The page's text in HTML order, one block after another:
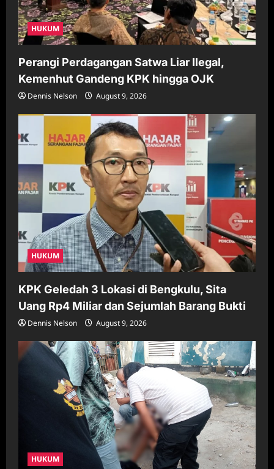
HUKUM
Perangi Perdagangan Satwa Liar Ilegal,
Kemenhut Gandeng KPK hingga OJK
Dennis Nelson August 9, 2026
HUKUM
KPK Geledah 3 Lokasi di Bengkulu, Sita
Uang Rp4 Miliar dan Sejumlah Barang Bukti
Dennis Nelson August 9, 2026
HUKUM